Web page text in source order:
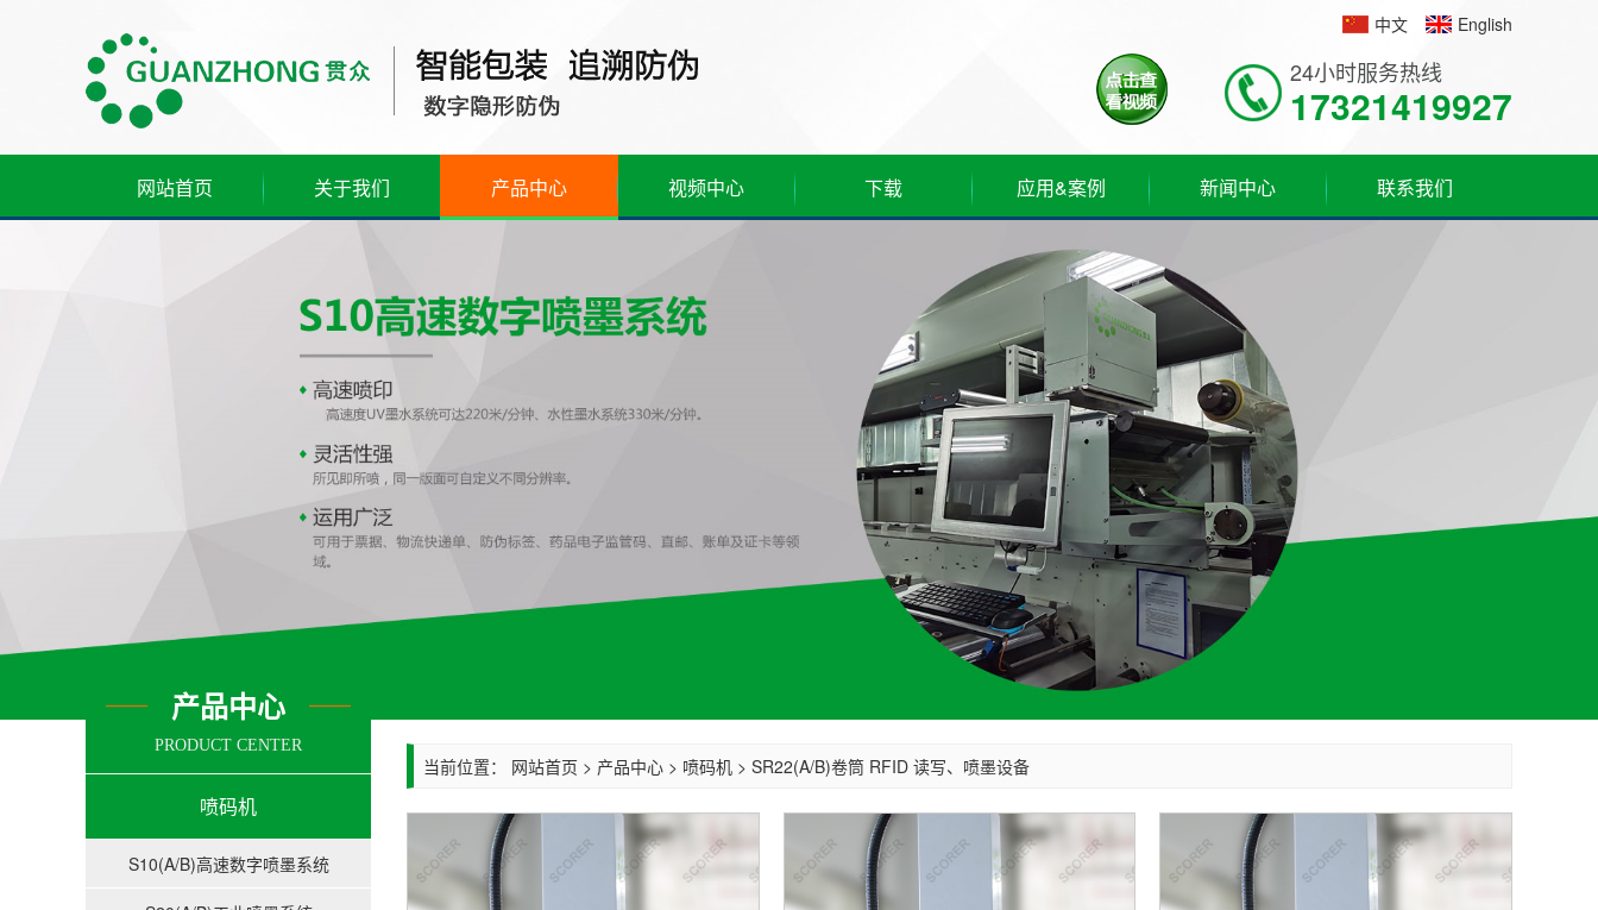
24小时服务热线
17321419927
中文 English
网站首页 关于我们 产品中心 视频中心 下载 应用&案例 新闻中心 联系我们
产品中心
PRODUCT CENTER
喷码机
S10(A/B)高速数字喷墨系统
当前位置： 网站首页 > 产品中心 > 喷码机 > SR22(A/B)卷筒 RFID 读写、喷墨设备